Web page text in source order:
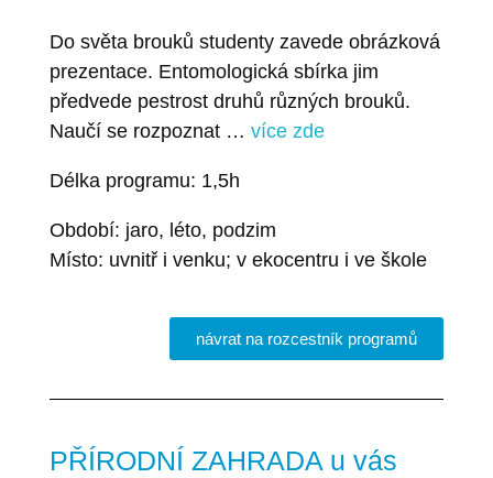
Do světa brouků studenty zavede obrázková
prezentace. Entomologická sbírka jim
předvede pestrost druhů různých brouků.
Naučí se rozpoznat … více zde
Délka programu: 1,5h
Období: jaro, léto, podzim
Místo: uvnitř i venku; v ekocentru i ve škole
návrat na rozcestník programů
PŘÍRODNÍ ZAHRADA u vás